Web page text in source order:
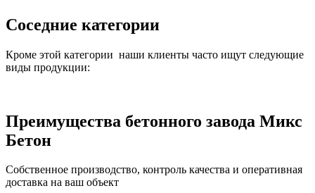
Соседние категории
Кроме этой категории наши клиенты часто ищут следующие
виды продукции:
Преимущества бетонного завода Микс
Бетон
Собственное производство, контроль качества и оперативная
доставка на ваш объект